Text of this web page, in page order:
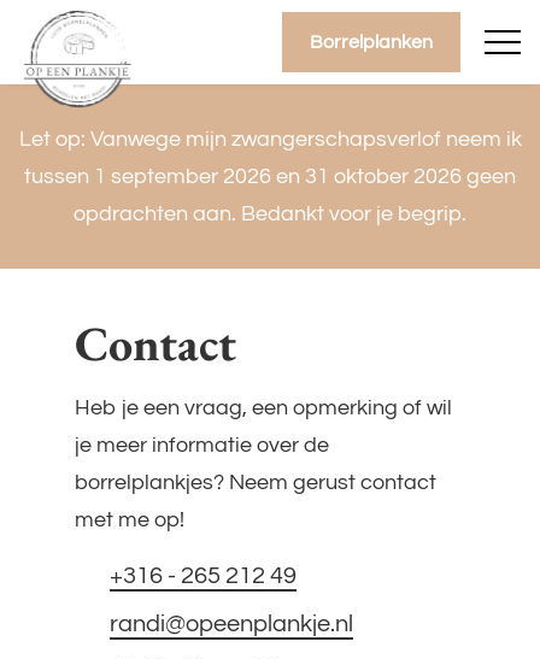
overslaan
Borrelplanken
Let op: Vanwege mijn zwangerschapsverlof neem ik
tussen 1 september 2026 en 31 oktober 2026 geen
opdrachten aan. Bedankt voor je begrip.
Contact
Heb je een vraag, een opmerking of wil
je meer informatie over de
borrelplankjes? Neem gerust contact
met me op!
+316 - 265 212 49
randi@opeenplankje.nl